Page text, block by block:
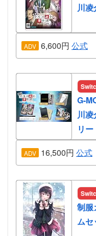
川
ADV 6,600円 公式
G-
川
リ
ADV 16,500円 公式
制服
ムセ